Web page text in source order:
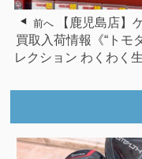
前へ
【鹿児島店】
買取入荷情報《“トモ
レクション わくわく生